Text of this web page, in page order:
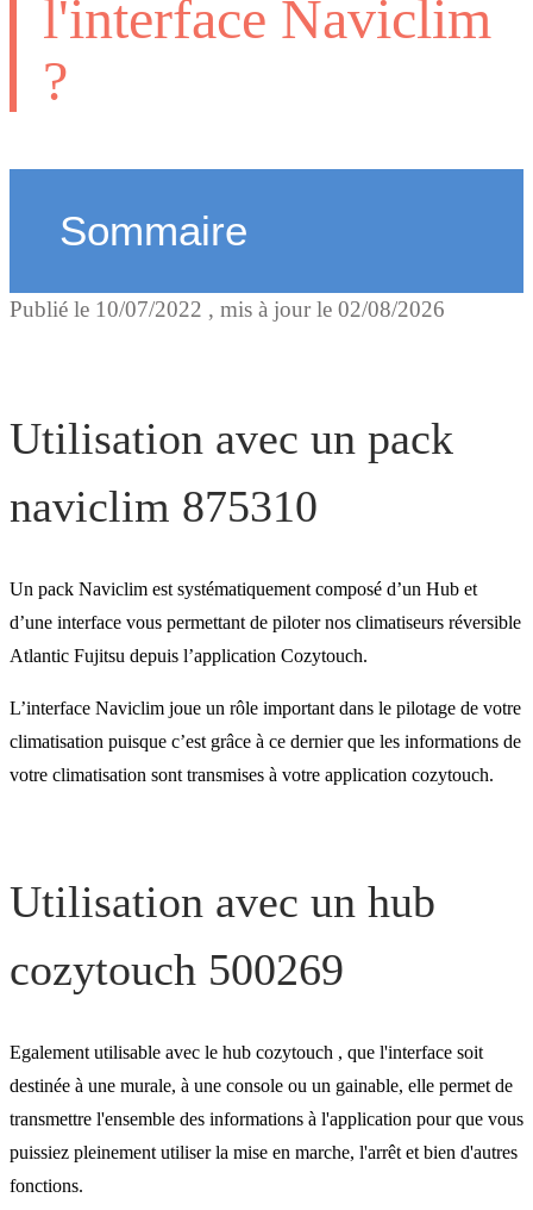
l'interface Naviclim
?
Sommaire
Utilisation avec un pack
Utilisation avec un hub
cozytouch 500269
Publié le 10/07/2022 , mis à jour le 02/08/2026
Utilisation avec un pack
naviclim 875310
Un pack Naviclim est systématiquement composé d’un Hub et
d’une interface vous permettant de piloter nos climatiseurs réversible
Atlantic Fujitsu depuis l’application Cozytouch.
L’interface Naviclim joue un rôle important dans le pilotage de votre
climatisation puisque c’est grâce à ce dernier que les informations de
votre climatisation sont transmises à votre application cozytouch.
Utilisation avec un hub
cozytouch 500269
Egalement utilisable avec le hub cozytouch , que l'interface soit
destinée à une murale, à une console ou un gainable, elle permet de
transmettre l'ensemble des informations à l'application pour que vous
puissiez pleinement utiliser la mise en marche, l'arrêt et bien d'autres
fonctions.